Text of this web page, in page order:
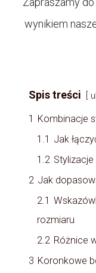
wynikiem
Spis treści
1 Kombinacje
1.1 Jak
1.2
2 Jak
2.1
rozmiaru
2.2 Różnice
3 Koronkowe